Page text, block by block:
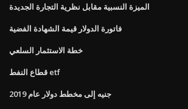
الميزة النسبية مقابل نظرية التجارة الجديدة
فاتورة الدولار قيمة الشهادة الفضية
خطة الاستثمار السلعي
قطاع النفط etf
جنيه إلى مخطط دولار عام 2019